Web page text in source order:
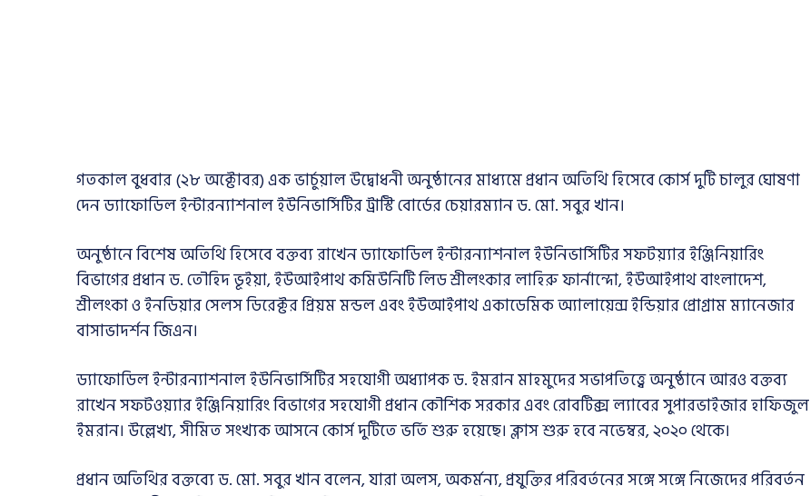
গতকাল বুধবার (২৮ অক্টোবর) এক ভার্চুয়াল উদ্বোধনী অনুষ্ঠানের মাধ্যমে প্রধান অতিথি হিসেবে কোর্স দুটি চালুর ঘোষণা
দেন ড্যাফোডিল ইন্টারন্যাশনাল ইউনিভার্সিটির ট্রাস্টি বোর্ডের চেয়ারম্যান ড. মো. সবুর খান।
অনুষ্ঠানে বিশেষ অতিথি হিসেবে বক্তব্য রাখেন ড্যাফোডিল ইন্টারন্যাশনাল ইউনিভার্সিটির সফটয়্যার ইঞ্জিনিয়ারিং
বিভাগের প্রধান ড. তৌহিদ ভূইয়া, ইউআইপাথ কমিউনিটি লিড শ্রীলংকার লাহিরু ফার্নান্দো, ইউআইপাথ বাংলাদেশ,
শ্রীলংকা ও ইনডিয়ার সেলস ডিরেক্টর প্রিয়ম মন্ডল এবং ইউআইপাথ একাডেমিক অ্যালায়েন্স ইন্ডিয়ার প্রোগ্রাম ম্যানেজার
বাসাভাদর্শন জিএন।
ড্যাফোডিল ইন্টারন্যাশনাল ইউনিভার্সিটির সহযোগী অধ্যাপক ড. ইমরান মাহমুদের সভাপতিত্ত্বে অনুষ্ঠানে আরও বক্তব্য
রাখেন সফটওয়্যার ইঞ্জিনিয়ারিং বিভাগের সহযোগী প্রধান কৌশিক সরকার এবং রোবটিক্স ল্যাবের সুপারভাইজার হাফিজুল
ইমরান। উল্লেখ্য, সীমিত সংখ্যক আসনে কোর্স দুটিতে ভর্তি শুরু হয়েছে। ক্লাস শুরু হবে নভেম্বর, ২০২০ থেকে।
প্রধান অতিথির বক্তব্যে ড. মো. সবুর খান বলেন, যারা অলস, অকর্মন্য, প্রযুক্তির পরিবর্তনের সঙ্গে সঙ্গে নিজেদের পরিবর্তন